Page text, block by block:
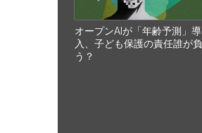
オープンAIが「年齢予測」導
入、子ども保護の責任誰が負
う？